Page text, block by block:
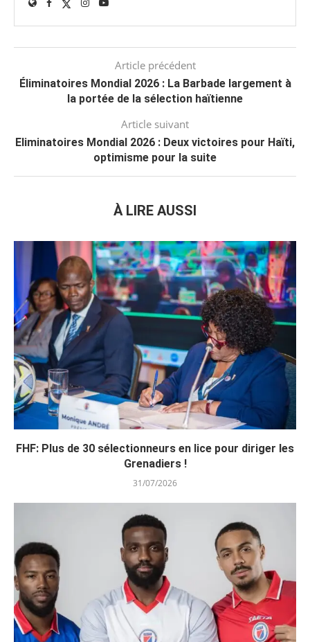
Article précédent
Éliminatoires Mondial 2026 : La Barbade largement à
la portée de la sélection haïtienne
Article suivant
Eliminatoires Mondial 2026 : Deux victoires pour Haïti,
optimisme pour la suite
À LIRE AUSSI
FHF: Plus de 30 sélectionneurs en lice pour diriger les
Grenadiers !
31/07/2026